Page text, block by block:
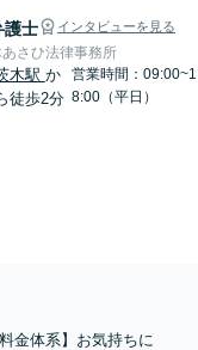
護士 インタビューを見る
さひ法律事務所
木駅 か
徒歩2分
営業時間：09:00~1
8:00（平日）
金体系】お気持ちに